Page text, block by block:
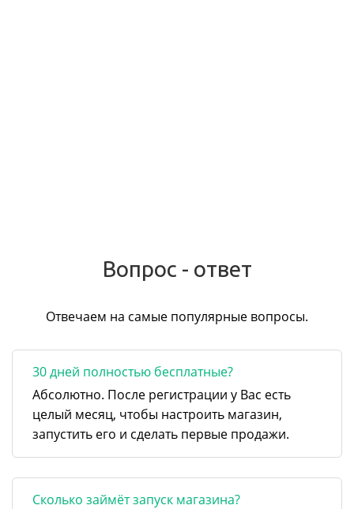
Вопрос - ответ
Отвечаем на самые популярные вопросы.
30 дней полностью бесплатные?
Абсолютно. После регистрации у Вас есть
целый месяц, чтобы настроить магазин,
запустить его и сделать первые продажи.
Сколько займёт запуск магазина?